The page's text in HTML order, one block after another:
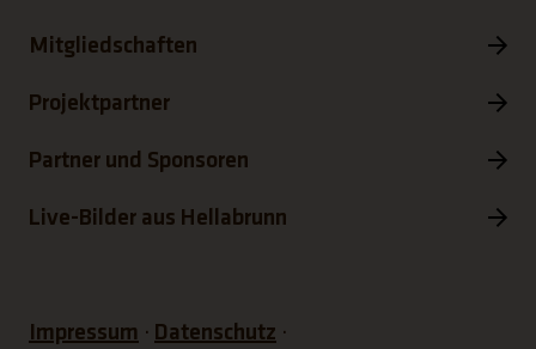
Mitgliedschaften
Projektpartner
Partner und Sponsoren
Live-Bilder aus Hellabrunn
Impressum
Datenschutz